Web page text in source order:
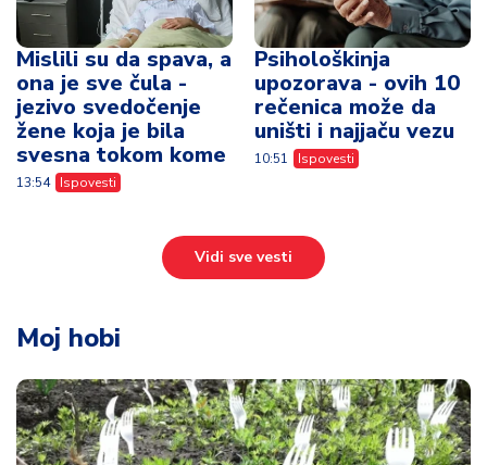
Mislili su da spava, a
ona je sve čula -
jezivo svedočenje
žene koja je bila
svesna tokom kome
13:54 Ispovesti
Psihološkinja
upozorava - ovih 10
rečenica može da
uništi i najjaču vezu
10:51 Ispovesti
Vidi sve vesti
Moj hobi